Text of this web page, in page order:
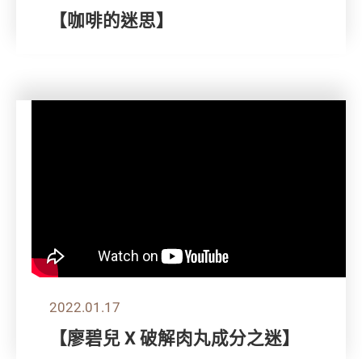
【咖啡的迷思】
2022.01.17
【廖碧兒 X 破解肉丸成分之迷】